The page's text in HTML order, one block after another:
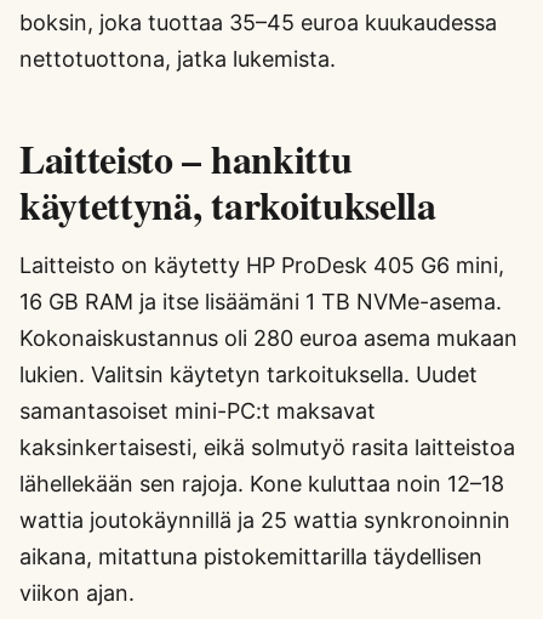
boksin, joka tuottaa 35–45 euroa kuukaudessa
nettotuottona, jatka lukemista.
Laitteisto – hankittu
käytettynä, tarkoituksella
Laitteisto on käytetty HP ProDesk 405 G6 mini,
16 GB RAM ja itse lisäämäni 1 TB NVMe-asema.
Kokonaiskustannus oli 280 euroa asema mukaan
lukien. Valitsin käytetyn tarkoituksella. Uudet
samantasoiset mini-PC:t maksavat
kaksinkertaisesti, eikä solmutyö rasita laitteistoa
lähellekään sen rajoja. Kone kuluttaa noin 12–18
wattia joutokäynnillä ja 25 wattia synkronoinnin
aikana, mitattuna pistokemittarilla täydellisen
viikon ajan.